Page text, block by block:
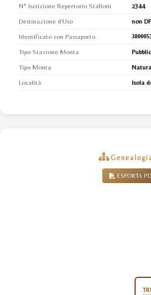
N° Iscrizione Repertorio Stalloni
2344
Destinazione d'Uso
non
Identificato con Passaporto
Tipo Stazione Monta
Tipo Monta
Località
Isola
ESPORTA